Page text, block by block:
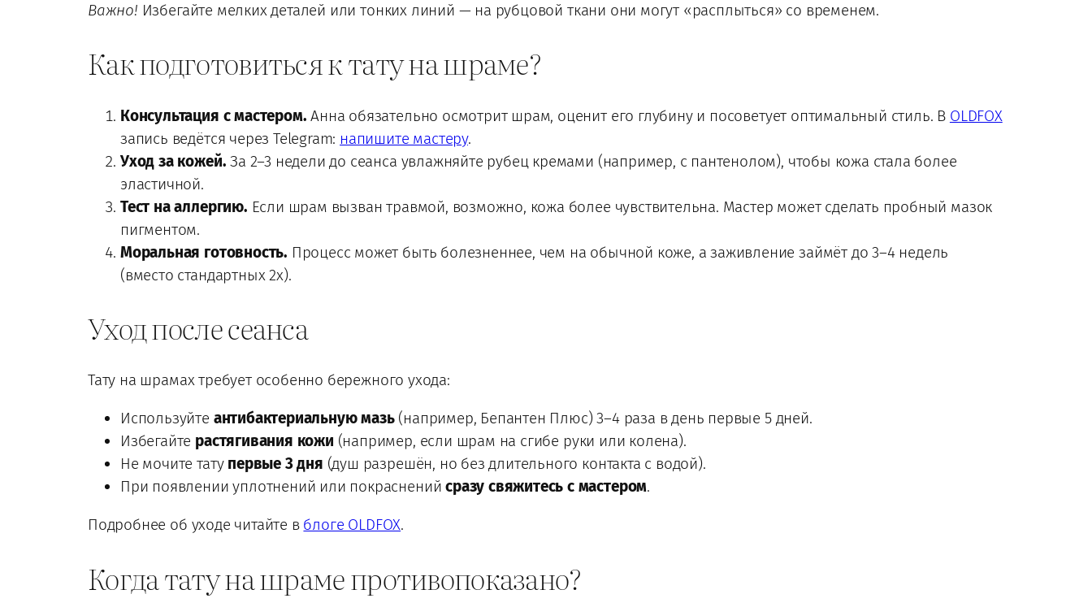
Важно! Избегайте мелких деталей или тонких линий — на рубцовой ткани они могут «расплыться» со временем.
Как подготовиться к тату на шраме?
Консультация с мастером. Анна обязательно осмотрит шрам, оценит его глубину и посоветует оптимальный стиль. В OLDFOX
запись ведётся через Telegram: напишите мастеру.
Уход за кожей. За 2–3 недели до сеанса увлажняйте рубец кремами (например, с пантенолом), чтобы кожа стала более
эластичной.
Тест на аллергию. Если шрам вызван травмой, возможно, кожа более чувствительна. Мастер может сделать пробный мазок
пигментом.
Моральная готовность. Процесс может быть болезненнее, чем на обычной коже, а заживление займёт до 3–4 недель
(вместо стандартных 2х).
Уход после сеанса
Тату на шрамах требует особенно бережного ухода:
Используйте антибактериальную мазь(например, Бепантен Плюс) 3–4 раза в день первые 5 дней.
Избегайте растягивания кожи (например, если шрам на сгибе руки или колена).
Не мочите тату первые 3 дня (душ разрешён, но без длительного контакта с водой).
При появлении уплотнений или покрасненийсразу свяжитесь с мастером.
Подробнее об уходе читайте в блоге OLDFOX.
Когда тату на шраме противопоказано?